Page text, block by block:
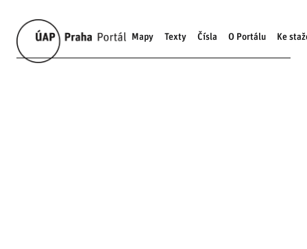
Mapy Texty Čísla O Portálu Ke